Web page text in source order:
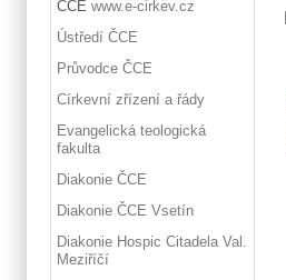
ČCE www.e-cirkev.cz
Ústředí ČCE
Průvodce ČCE
Církevní zřízení a řády
Evangelická teologická
fakulta
Diakonie ČCE
Diakonie ČCE Vsetín
Diakonie Hospic Citadela Val.
Meziříčí